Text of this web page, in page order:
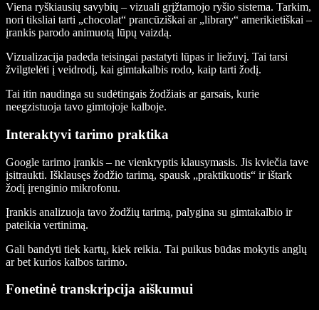
Viena ryškiausių savybių – vizuali grįžtamojo ryšio sistema. Tarkim,
nori tiksliai tarti „chocolat“ prancūziškai ar „library“ amerikietiškai –
įrankis parodo animuotą lūpų vaizdą.
Vizualizacija padeda teisingai pastatyti lūpas ir liežuvį. Tai tarsi
žvilgtelėti į veidrodį, kai gimtakalbis rodo, kaip tarti žodį.
Tai itin naudinga su sudėtingais žodžiais ar garsais, kurie
neegzistuoja tavo gimtojoje kalboje.
Interaktyvi tarimo praktika
Google tarimo įrankis – ne vienkryptis klausymasis. Jis kviečia tave
įsitraukti. Išklausęs žodžio tarimą, spausk „praktikuotis“ ir ištark
žodį įrenginio mikrofonu.
Įrankis analizuoja tavo žodžių tarimą, palygina su gimtakalbio ir
pateikia vertinimą.
Gali bandyti tiek kartų, kiek reikia. Tai puikus būdas mokytis anglų
ar bet kurios kalbos tarimo.
Fonetinė transkripcija aiškumui